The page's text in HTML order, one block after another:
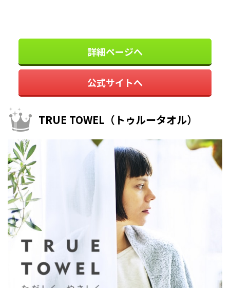
詳細ページへ
公式サイトへ
TRUE TOWEL（トゥルータオル）